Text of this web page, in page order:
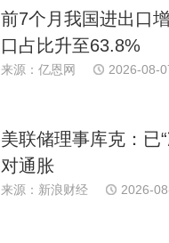
前7个月我国进出口
口占比升至63.8%
来源：亿恩网 2026-08-
美联储理事库克：已
对通胀
来源：新浪财经 2026-